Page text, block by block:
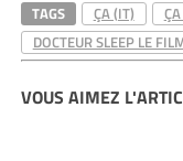
TAGS ÇA (IT)
DOCTEUR SLEEP LE
VOUS AIMEZ